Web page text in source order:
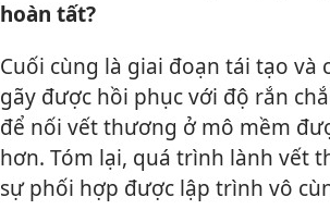
hoàn tất?
Cuối cùng là giai đoạn tái tạo
gãy được hồi phục với độ rắn
để nối vết thương ở mô mềm
hơn. Tóm lại, quá trình lành vết
sự phối hợp được lập trình vô